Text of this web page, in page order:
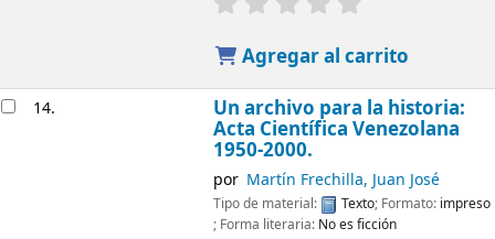
Agregar al carrito
14. Un archivo para la historia:
Acta Científica Venezolana
1950-2000.
por Martín Frechilla, Juan José
Tipo de material: Texto; Formato: impreso
; Forma literaria: No es ficción